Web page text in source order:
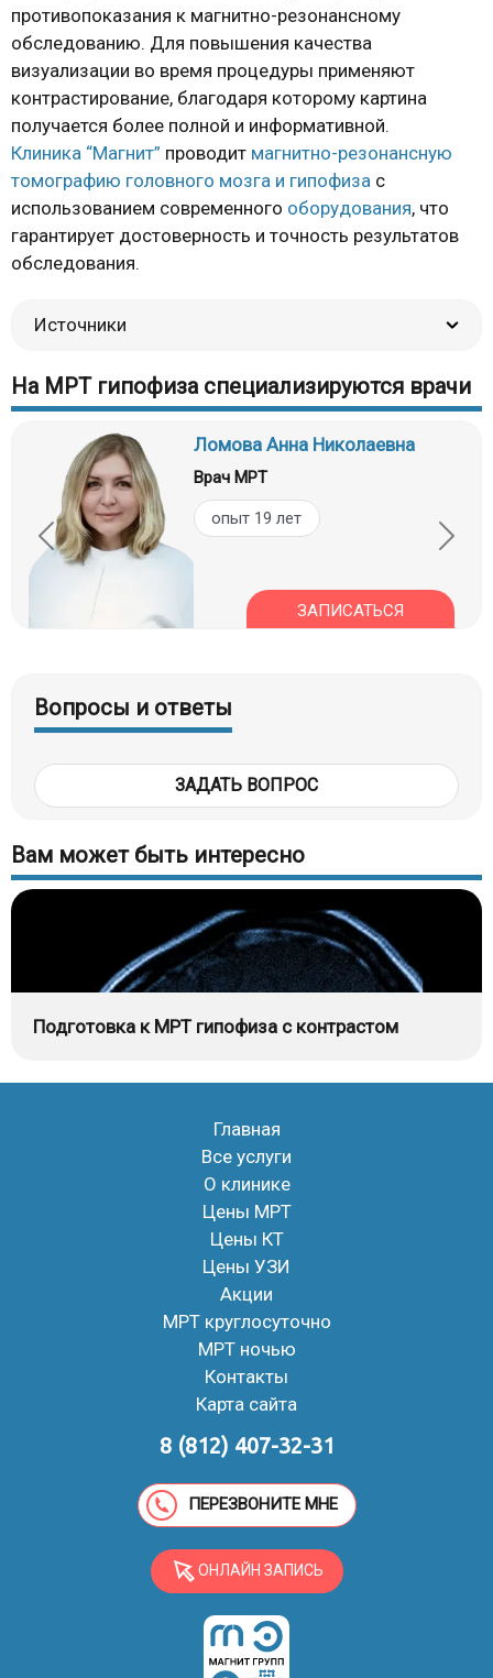
противопоказания к магнитно-резонансному
обследованию. Для повышения качества
визуализации во время процедуры применяют
контрастирование, благодаря которому картина
получается более полной и информативной.
Клиника “Магнит” проводит магнитно-резонансную
томографию головного мозга и гипофиза с
использованием современного оборудования, что
гарантирует достоверность и точность результатов
обследования.
Источники
На МРТ гипофиза специализируются врачи
Ломова Анна Николаевна
Врач МРТ
опыт 19 лет
ЗАПИСАТЬСЯ
Вопросы и ответы
ЗАДАТЬ ВОПРОС
Вам может быть интересно
Подготовка к МРТ гипофиза с контрастом
Главная
Все услуги
О клинике
Цены МРТ
Цены КТ
Цены УЗИ
Акции
МРТ круглосуточно
МРТ ночью
Контакты
Карта сайта
8 (812) 407-32-31
ПЕРЕЗВОНИТЕ МНЕ
ОНЛАЙН ЗАПИСЬ